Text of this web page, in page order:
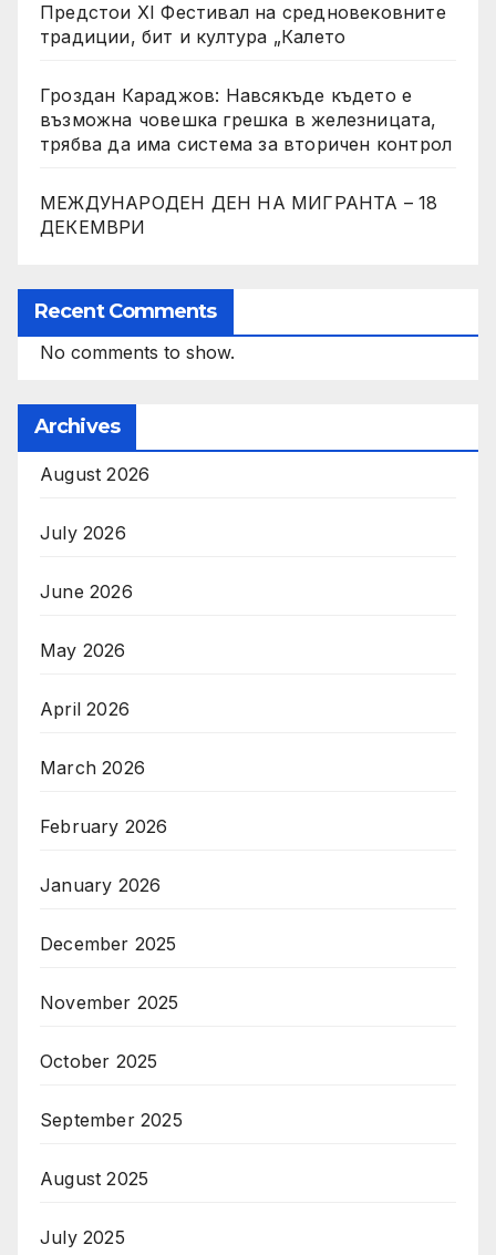
Предстои XI Фестивал на средновековните
традиции, бит и култура „Калето
Гроздан Караджов: Навсякъде където е
възможна човешка грешка в железницата,
трябва да има система за вторичен контрол
МЕЖДУНАРОДЕН ДЕН НА МИГРАНТА – 18
ДЕКЕМВРИ
Recent Comments
No comments to show.
Archives
August 2026
July 2026
June 2026
May 2026
April 2026
March 2026
February 2026
January 2026
December 2025
November 2025
October 2025
September 2025
August 2025
July 2025